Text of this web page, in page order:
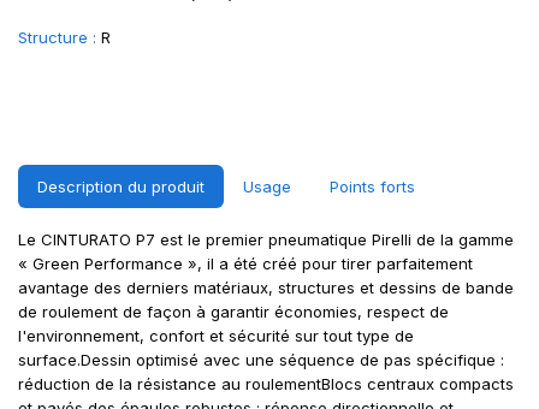
Structure : R
Description du produit Usage Points forts
Le CINTURATO P7 est le premier pneumatique Pirelli de la gamme
« Green Performance », il a été créé pour tirer parfaitement
avantage des derniers matériaux, structures et dessins de bande
de roulement de façon à garantir économies, respect de
l'environnement, confort et sécurité sur tout type de
surface.Dessin optimisé avec une séquence de pas spécifique :
réduction de la résistance au roulementBlocs centraux compacts